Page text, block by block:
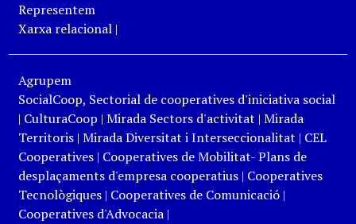
Representem
Xarxa relacional|
Agrupem
SocialCoop, Sectorial de cooperatives d'iniciativa social
| CulturaCoop | Mirada Sectors d'activitat | Mirada
Territoris| Mirada Diversitat i Interseccionalitat | CEL
Cooperatives| Cooperatives de Mobilitat- Plans de
desplaçaments d'empresa cooperatius| Cooperatives
Tecnològiques| Cooperatives de Comunicació|
Cooperatives d'Advocacia|